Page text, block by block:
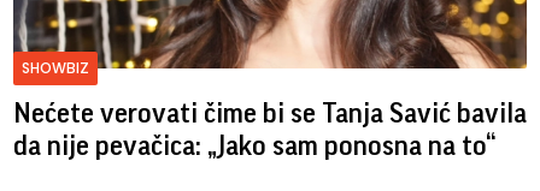
SHOWBIZ
Nećete verovati čime bi se Tanja Savić bavila
da nije pevačica: „Jako sam ponosna na to“